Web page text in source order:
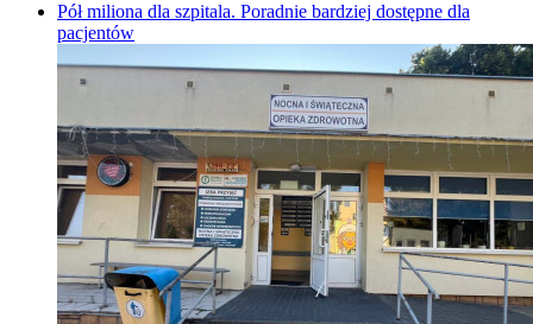
Pół miliona dla szpitala. Poradnie bardziej dostępne dla
pacjentów